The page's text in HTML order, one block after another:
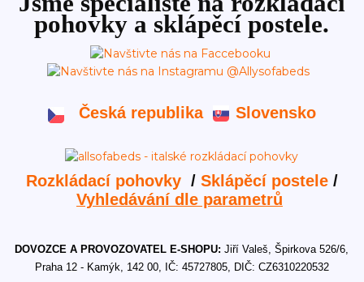
pohovky a sklápěcí postele.
Česká republika Slovensko
Rozkládací pohovky / Sklápěcí postele/
Vyhledávání dle parametrů
DOVOZCE A PROVOZOVATEL E-SHOPU:Jiří Valeš, Špirkova 526/6,
Praha 12 - Kamýk, 142 00, IČ: 45727805, DIČ: CZ6310220532